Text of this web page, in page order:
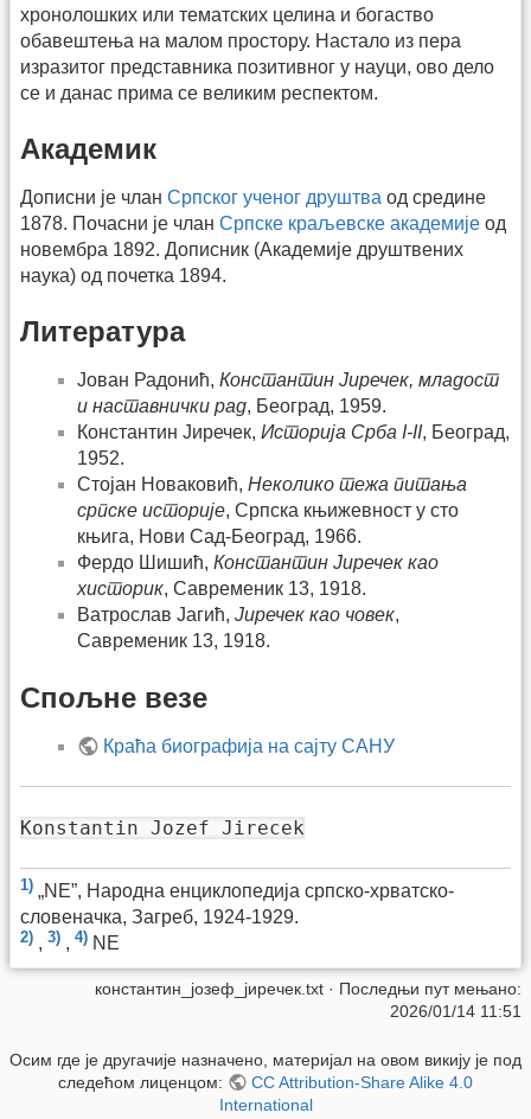
хронолошких или тематских целина и богаство
обавештења на малом простору. Настало из пера
изразитог представника позитивног у науци, ово дело
се и данас прима се великим респектом.
Академик
Дописни је члан Српског ученог друштва од средине
1878. Почасни је члан Српске краљевске академије од
новембра 1892. Дописник (Академије друштвених
наука) од почетка 1894.
Литература
Јован Радонић, Константин Јиречек, младост
и наставнички рад, Београд, 1959.
Константин Јиречек, Историја Срба I-II, Београд,
1952.
Стојан Новаковић, Неколико тежа питања
српске историје, Српска књижевност у сто
књига, Нови Сад-Београд, 1966.
Фердо Шишић, Константин Јиречек као
хисторик, Савременик 13, 1918.
Ватрослав Јагић, Јиречек као човек,
Савременик 13, 1918.
Спољне везе
Краћа биографија на сајту САНУ
Konstantin Jozef Jirecek
1) „NE”, Народна енциклопедија српско-хрватско-
словеначка, Загреб, 1924-1929.
2) , 3) , 4) NE
константин_јозеф_јиречек.txt · Последњи пут мењано:
2026/01/14 11:51
Осим где је другачије назначено, материјал на овом викију је под
следећом лиценцом:
CC Attribution-Share Alike 4.0
International